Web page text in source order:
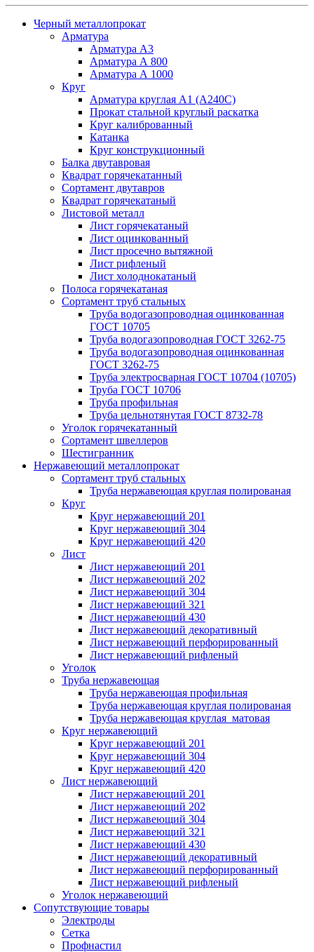
Черный металлопрокат
Арматура
Арматура А3
Арматура А 800
Арматура А 1000
Круг
Арматура круглая А1 (А240C)
Прокат стальной круглый раскатка
Круг калиброванный
Катанка
Круг конструкционный
Балка двутавровая
Квадрат горячекатанный
Сортамент двутавров
Квадрат горячекатаный
Листовой металл
Лист горячекатаный
Лист оцинкованный
Лист просечно вытяжной
Лист рифленый
Лист холоднокатаный
Полоса горячекатаная
Сортамент труб стальных
Труба водогазопроводная оцинкованная
ГОСТ 10705
Труба водогазопроводная ГОСТ 3262-75
Труба водогазопроводная оцинкованная
ГОСТ 3262-75
Труба электросварная ГОСТ 10704 (10705)
Труба ГОСТ 10706
Труба профильная
Труба цельнотянутая ГОСТ 8732-78
Уголок горячекатанный
Сортамент швеллеров
Шестигранник
Нержавеющий металлопрокат
Сортамент труб стальных
Труба нержавеющая круглая полированая
Круг
Круг нержавеющий 201
Круг нержавеющий 304
Круг нержавеющий 420
Лист
Лист нержавеющий 201
Лист нержавеющий 202
Лист нержавеющий 304
Лист нержавеющий 321
Лист нержавеющий 430
Лист нержавеющий декоративный
Лист нержавеющий перфорированный
Лист нержавеющий рифленый
Уголок
Труба нержавеющая
Труба нержавеющая профильная
Труба нержавеющая круглая полированая
Труба нержавеющая круглая матовая
Круг нержавеющий
Круг нержавеющий 201
Круг нержавеющий 304
Круг нержавеющий 420
Лист нержавеющий
Лист нержавеющий 201
Лист нержавеющий 202
Лист нержавеющий 304
Лист нержавеющий 321
Лист нержавеющий 430
Лист нержавеющий декоративный
Лист нержавеющий перфорированный
Лист нержавеющий рифленый
Уголок нержавеющий
Cопутствующие товары
Электроды
Сетка
Профнастил